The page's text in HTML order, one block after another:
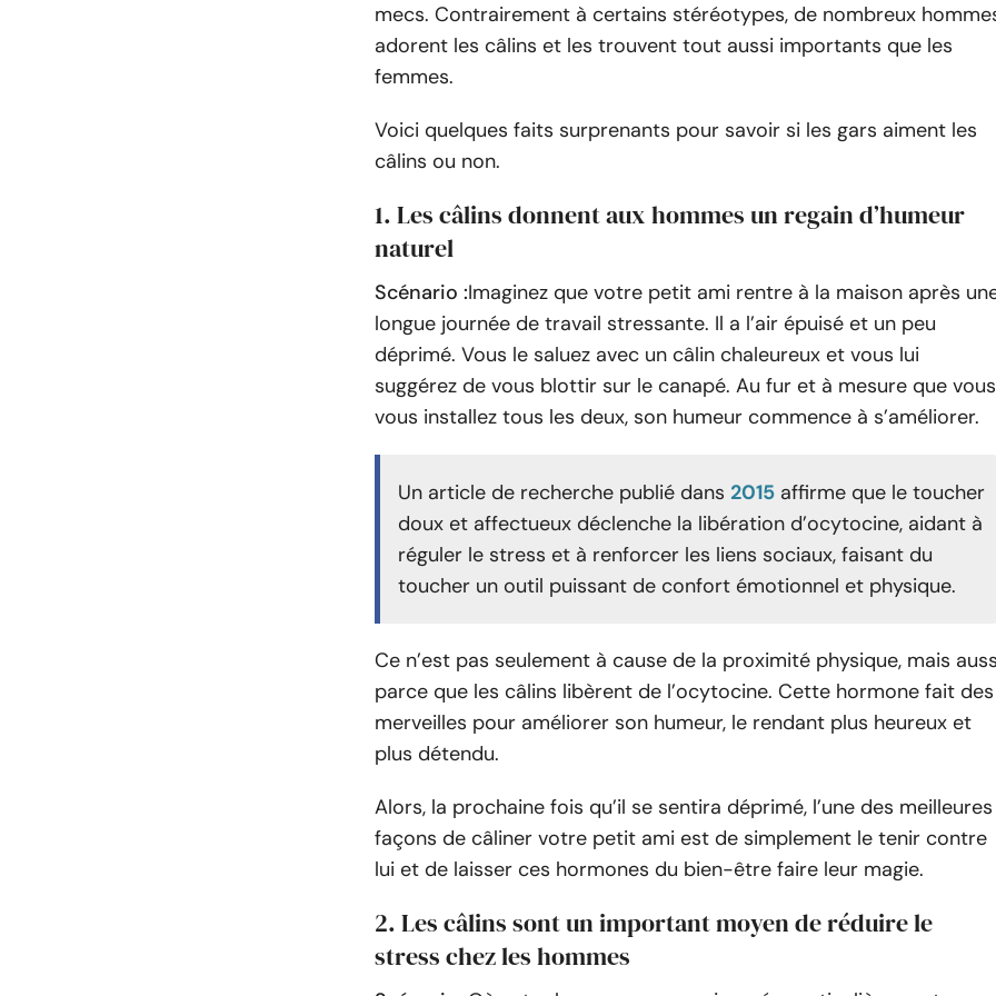
mecs. Contrairement à certains stéréotypes, de nombreux
adorent les câlins et les trouvent tout aussi importants que les
femmes.
Voici quelques faits surprenants pour savoir si les gars aiment les
câlins ou non.
1. Les câlins donnent aux hommes un regain d’humeur
naturel
Scénario :Imaginez que votre petit ami rentre à la maison après
longue journée de travail stressante. Il a l’air épuisé et un peu
déprimé. Vous le saluez avec un câlin chaleureux et vous lui
suggérez de vous blottir sur le canapé. Au fur et à mesure que vous
vous installez tous les deux, son humeur commence à s’améliorer.
Un article de recherche publié dans 2015 affirme que le toucher
doux et affectueux déclenche la libération d’ocytocine, aidant à
réguler le stress et à renforcer les liens sociaux, faisant du
toucher un outil puissant de confort émotionnel et physique.
Ce n’est pas seulement à cause de la proximité physique, mais
parce que les câlins libèrent de l’ocytocine. Cette hormone fait des
merveilles pour améliorer son humeur, le rendant plus heureux et
plus détendu.
Alors, la prochaine fois qu’il se sentira déprimé, l’une des meilleures
façons de câliner votre petit ami est de simplement le tenir contre
lui et de laisser ces hormones du bien-être faire leur magie.
2. Les câlins sont un important moyen de réduire le
stress chez les hommes